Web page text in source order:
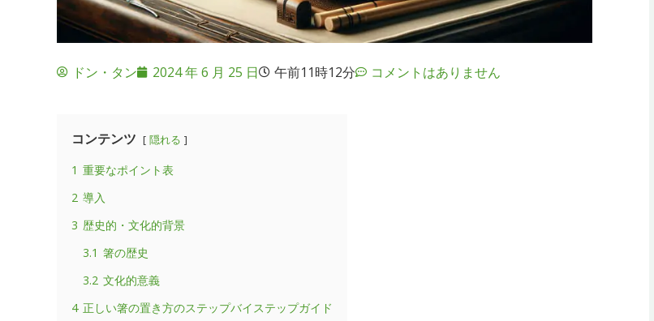
ドン・タン 2024 年 6 月 25 日 午前11時12分 コメントはありません
コンテンツ 隠れる
1 重要なポイント表
2 導入
3 歴史的・文化的背景
3.1 箸の歴史
3.2 文化的意義
4 正しい箸の置き方のステップバイステップガイド